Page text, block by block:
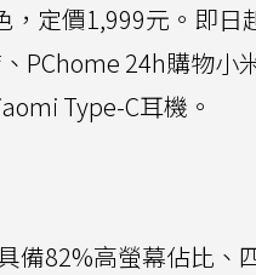
定價1,999元。即日
PChome 24h購物小
Type-C耳機。
備82%高螢幕佔比